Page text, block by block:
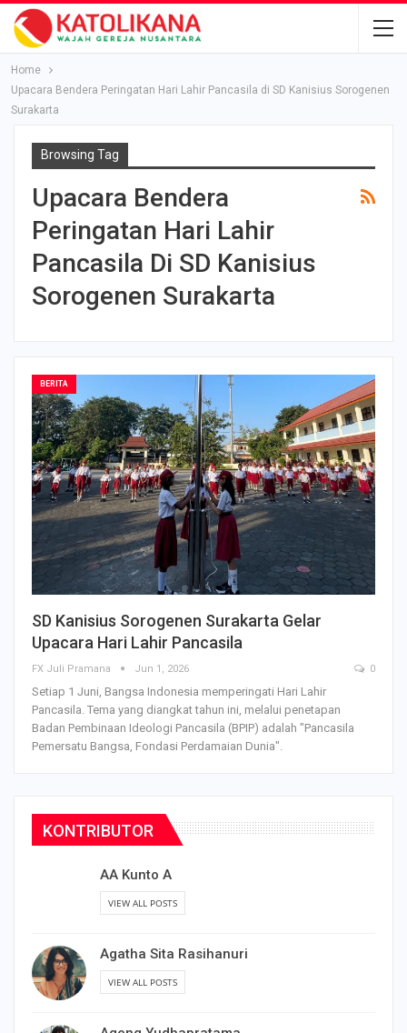
Home
Upacara Bendera Peringatan Hari Lahir Pancasila di SD Kanisius Sorogenen
Surakarta
Browsing Tag
Upacara Bendera
Peringatan Hari Lahir
Pancasila Di SD Kanisius
Sorogenen Surakarta
BERITA
SD Kanisius Sorogenen Surakarta Gelar
Upacara Hari Lahir Pancasila
FX Juli Pramana Jun 1, 2026 0
Setiap 1 Juni, Bangsa Indonesia memperingati Hari Lahir
Pancasila. Tema yang diangkat tahun ini, melalui penetapan
Badan Pembinaan Ideologi Pancasila (BPIP) adalah "Pancasila
Pemersatu Bangsa, Fondasi Perdamaian Dunia".
KONTRIBUTOR
AA Kunto A
VIEW ALL POSTS
Agatha Sita Rasihanuri
VIEW ALL POSTS